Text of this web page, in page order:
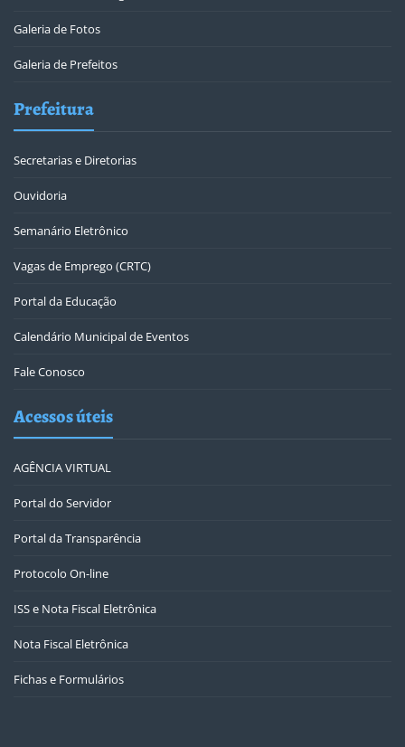
Galeria de Fotos
Galeria de Prefeitos
Prefeitura
Secretarias e Diretorias
Ouvidoria
Semanário Eletrônico
Vagas de Emprego (CRTC)
Portal da Educação
Calendário Municipal de Eventos
Fale Conosco
Acessos úteis
AGÊNCIA VIRTUAL
Portal do Servidor
Portal da Transparência
Protocolo On-line
ISS e Nota Fiscal Eletrônica
Nota Fiscal Eletrônica
Fichas e Formulários